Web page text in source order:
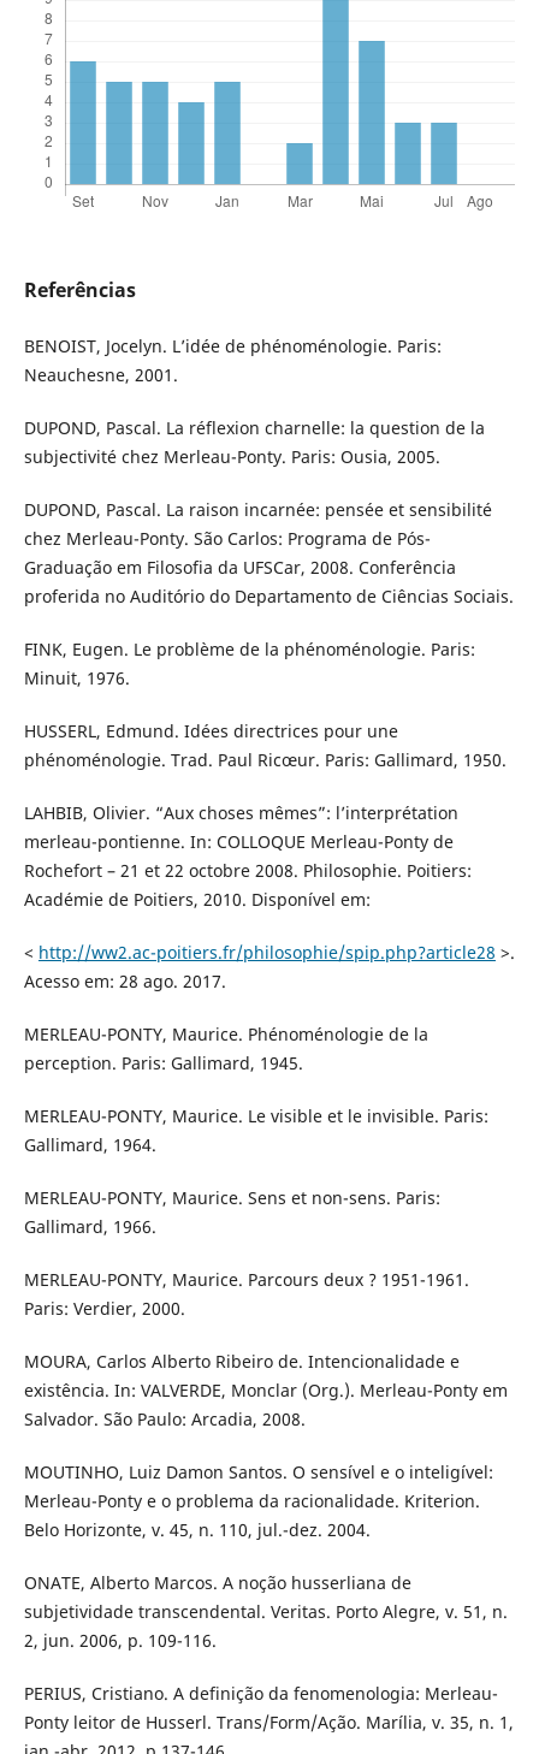
Referências
BENOIST, Jocelyn. L’idée de phénoménologie. Paris:
Neauchesne, 2001.
DUPOND, Pascal. La réflexion charnelle: la question de la
subjectivité chez Merleau-Ponty. Paris: Ousia, 2005.
DUPOND, Pascal. La raison incarnée: pensée et sensibilité
chez Merleau-Ponty. São Carlos: Programa de Pós-
Graduação em Filosofia da UFSCar, 2008. Conferência
proferida no Auditório do Departamento de Ciências Sociais.
FINK, Eugen. Le problème de la phénoménologie. Paris:
Minuit, 1976.
HUSSERL, Edmund. Idées directrices pour une
phénoménologie. Trad. Paul Ricœur. Paris: Gallimard, 1950.
LAHBIB, Olivier. “Aux choses mêmes”: l’interprétation
merleau-pontienne. In: COLLOQUE Merleau-Ponty de
Rochefort – 21 et 22 octobre 2008. Philosophie. Poitiers:
Académie de Poitiers, 2010. Disponível em:
< http://ww2.ac-poitiers.fr/philosophie/spip.php?article28 >.
Acesso em: 28 ago. 2017.
MERLEAU-PONTY, Maurice. Phénoménologie de la
perception. Paris: Gallimard, 1945.
MERLEAU-PONTY, Maurice. Le visible et le invisible. Paris:
Gallimard, 1964.
MERLEAU-PONTY, Maurice. Sens et non-sens. Paris:
Gallimard, 1966.
MERLEAU-PONTY, Maurice. Parcours deux ? 1951-1961.
Paris: Verdier, 2000.
MOURA, Carlos Alberto Ribeiro de. Intencionalidade e
existência. In: VALVERDE, Monclar (Org.). Merleau-Ponty em
Salvador. São Paulo: Arcadia, 2008.
MOUTINHO, Luiz Damon Santos. O sensível e o inteligível:
Merleau-Ponty e o problema da racionalidade. Kriterion.
Belo Horizonte, v. 45, n. 110, jul.-dez. 2004.
ONATE, Alberto Marcos. A noção husserliana de
subjetividade transcendental. Veritas. Porto Alegre, v. 51, n.
2, jun. 2006, p. 109-116.
PERIUS, Cristiano. A definição da fenomenologia: Merleau-
Ponty leitor de Husserl. Trans/Form/Ação. Marília, v. 35, n. 1,